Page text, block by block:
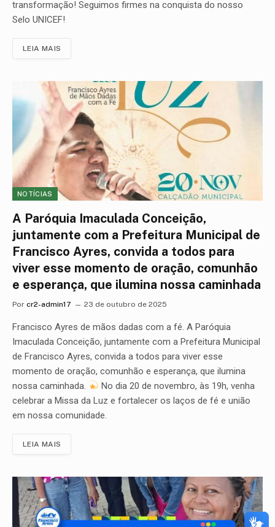
transformação! Seguimos firmes na conquista do nosso
Selo UNICEF!
LEIA MAIS
NOTÍCIAS
A Paróquia Imaculada Conceição,
juntamente com a Prefeitura Municipal de
Francisco Ayres, convida a todos para
viver esse momento de oração, comunhão
e esperança, que ilumina nossa caminhada
Por cr2-admin17 23 de outubro de 2025
Francisco Ayres de mãos dadas com a fé. A Paróquia
Imaculada Conceição, juntamente com a Prefeitura Municipal
de Francisco Ayres, convida a todos para viver esse
momento de oração, comunhão e esperança, que ilumina
nossa caminhada.
No dia 20 de novembro, às 19h, venha
celebrar a Missa da Luz e fortalecer os laços de fé e união
em nossa comunidade.
LEIA MAIS